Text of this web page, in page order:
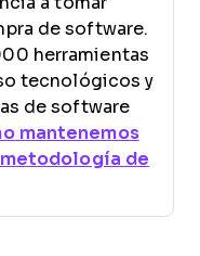
de software.
herramientas
tecnológicos y
de software
mantenemos
metodología de